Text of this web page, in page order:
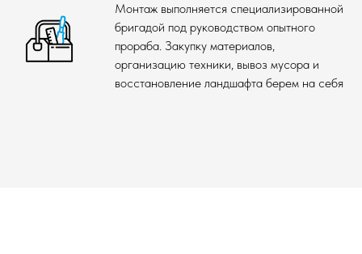
Монтаж выполняется специализированной
бригадой под руководством опытного
прораба. Закупку материалов,
организацию техники, вывоз мусора и
восстановление ландшафта берем на себя